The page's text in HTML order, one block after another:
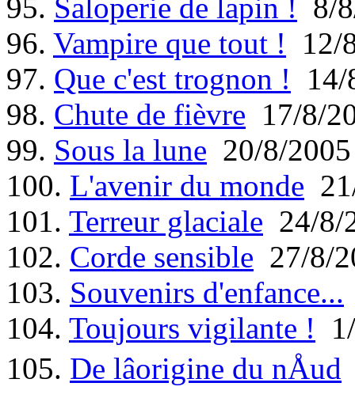
95. Saloperie de lapin ! 8/
96. Vampire que tout ! 12/
97. Que c'est trognon ! 14/
98. Chute de fièvre 17/8/
99. Sous la lune 20/8/2005
100. L'avenir du monde
101. Terreur glaciale 24/8/
102. Corde sensible 27/8/
103. Souvenirs d'enfance...
104. Toujours vigilante !
105. De lâorigine du nÅud